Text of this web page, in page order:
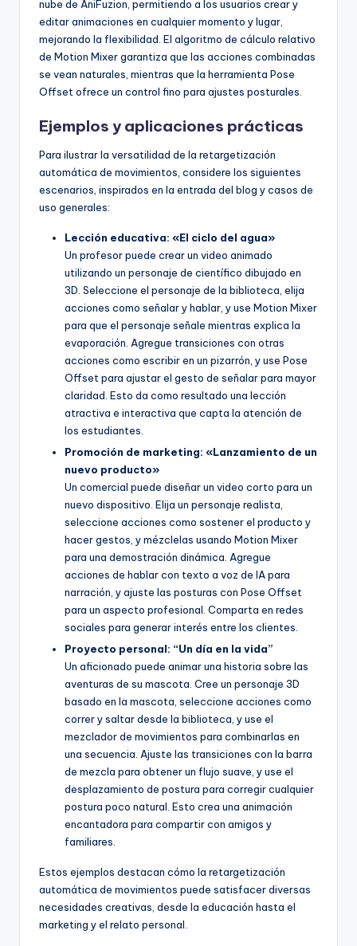
nube de AniFuzion, permitiendo a los usuarios crear y
editar animaciones en cualquier momento y lugar,
mejorando la flexibilidad. El algoritmo de cálculo relativo
de Motion Mixer garantiza que las acciones combinadas
se vean naturales, mientras que la herramienta Pose
Offset ofrece un control fino para ajustes posturales.
Ejemplos y aplicaciones prácticas
Para ilustrar la versatilidad de la retargetización
automática de movimientos, considere los siguientes
escenarios, inspirados en la entrada del blog y casos de
uso generales:
Lección educativa: «El ciclo del agua»
Un profesor puede crear un video animado
utilizando un personaje de científico dibujado en
3D. Seleccione el personaje de la biblioteca, elija
acciones como señalar y hablar, y use Motion Mixer
para que el personaje señale mientras explica la
evaporación. Agregue transiciones con otras
acciones como escribir en un pizarrón, y use Pose
Offset para ajustar el gesto de señalar para mayor
claridad. Esto da como resultado una lección
atractiva e interactiva que capta la atención de
los estudiantes.
Promoción de marketing: «Lanzamiento de un
nuevo producto»
Un comercial puede diseñar un video corto para un
nuevo dispositivo. Elija un personaje realista,
seleccione acciones como sostener el producto y
hacer gestos, y mézclelas usando Motion Mixer
para una demostración dinámica. Agregue
acciones de hablar con texto a voz de IA para
narración, y ajuste las posturas con Pose Offset
para un aspecto profesional. Comparta en redes
sociales para generar interés entre los clientes.
Proyecto personal: “Un día en la vida”
Un aficionado puede animar una historia sobre las
aventuras de su mascota. Cree un personaje 3D
basado en la mascota, seleccione acciones como
correr y saltar desde la biblioteca, y use el
mezclador de movimientos para combinarlas en
una secuencia. Ajuste las transiciones con la barra
de mezcla para obtener un flujo suave, y use el
desplazamiento de postura para corregir cualquier
postura poco natural. Esto crea una animación
encantadora para compartir con amigos y
familiares.
Estos ejemplos destacan cómo la retargetización
automática de movimientos puede satisfacer diversas
necesidades creativas, desde la educación hasta el
marketing y el relato personal.